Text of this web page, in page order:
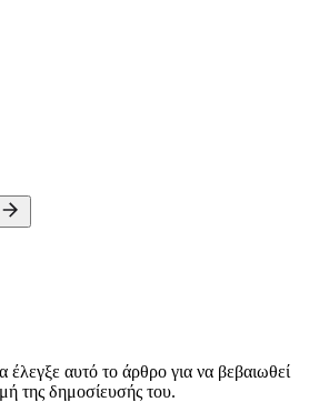
αυτό το άρθρο για να βεβαιωθεί
της δημοσίευσής του.